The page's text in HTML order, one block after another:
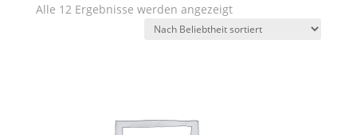
Alle 12 Ergebnisse werden angezeigtNach
Beliebtheit